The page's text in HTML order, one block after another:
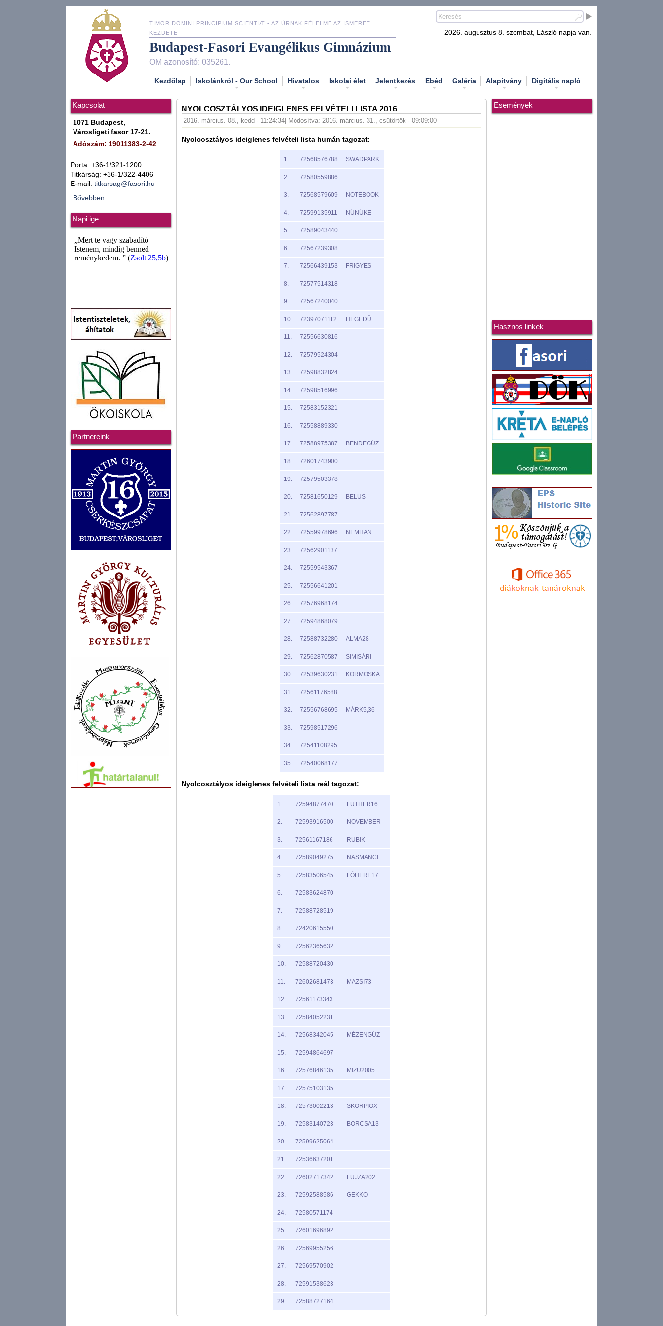
TIMOR DOMINI PRINCIPIUM SCIENTIÆ • AZ ÚRNAK FÉLELME AZ ISMERET
KEZDETE
Budapest-Fasori Evangélikus Gimnázium
OM azonosító: 035261.
2026. augusztus 8. szombat, László napja van.
Kezdőlap Iskolánkról - Our School Hivatalos Iskolai élet Jelentkezés Ebéd Galéria Alapítvány Digitális napló
Kapcsolat
1071 Budapest,
Városligeti fasor 17-21.
Adószám: 19011383-2-42
Porta: +36-1/321-1200
Titkárság: +36-1/322-4406
E-mail: titkarsag@fasori.hu
Bővebben...
Napi ige
Partnereink
NYOLCOSZTÁLYOS IDEIGLENES FELVÉTELI LISTA 2016
2016. március. 08., kedd - 11:24:34 | Módosítva: 2016. március. 31., csütörtök - 09:09:00
Nyolcosztályos ideiglenes felvételi lista humán tagozat:
1. 72568576788 SWADPARK
2. 72580559886
3. 72568579609 NOTEBOOK
4. 72599135911 NÜNÜKE
5. 72589043440
6. 72567239308
7. 72566439153 FRIGYES
8. 72577514318
9. 72567240040
10. 72397071112 HEGEDŰ
11. 72556630816
12. 72579524304
13. 72598832824
14. 72598516996
15. 72583152321
16. 72558889330
17. 72588975387 BENDEGÚZ
18. 72601743900
19. 72579503378
20. 72581650129 BELUS
21. 72562897787
22. 72559978696 NEMHAN
23. 72562901137
24. 72559543367
25. 72556641201
26. 72576968174
27. 72594868079
28. 72588732280 ALMA28
29. 72562870587 SIMISÁRI
30. 72539630231 KORMOSKA
31. 72561176588
32. 72556768695 MÁRK5,36
33. 72598517296
34. 72541108295
35. 72540068177
Nyolcosztályos ideiglenes felvételi lista reál tagozat:
1. 72594877470 LUTHER16
2. 72593916500 NOVEMBER
3. 72561167186 RUBIK
4. 72589049275 NASMANCI
5. 72583506545 LÓHERE17
6. 72583624870
7. 72588728519
8. 72420615550
9. 72562365632
10. 72588720430
11. 72602681473 MAZSI73
12. 72561173343
13. 72584052231
14. 72568342045 MÉZENGÚZ
15. 72594864697
16. 72576846135 MIZU2005
17. 72575103135
18. 72573002213 SKORPIOX
19. 72583140723 BORCSA13
20. 72599625064
21. 72536637201
22. 72602717342 LUJZA202
23. 72592588586 GEKKO
24. 72580571174
25. 72601696892
26. 72569955256
27. 72569570902
28. 72591538623
29. 72588727164
Események
Hasznos linkek